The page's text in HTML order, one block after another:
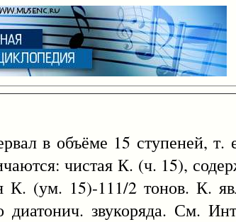
в объёме 15 ступеней, т.
чистая К. (ч. 15),
(ум. 15)-111/2 тонов. К.
диатонич. звукоряда. См.